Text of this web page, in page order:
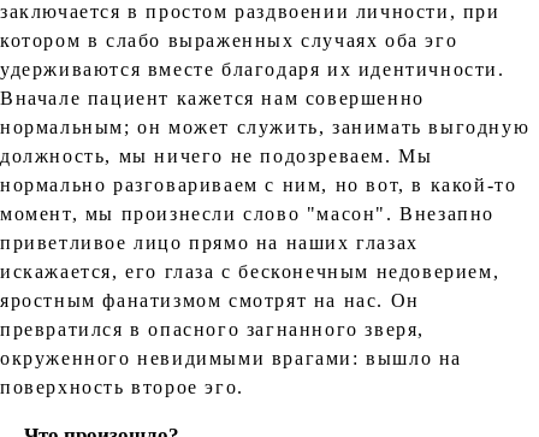
заключается в простом раздвоении личности, при
котором в слабо выраженных случаях оба эго
удерживаются вместе благодаря их идентичности.
Вначале пациент кажется нам совершенно
нормальным; он может служить, занимать выгодную
должность, мы ничего не подозреваем. Мы
нормально разговариваем с ним, но вот, в какой-то
момент, мы произнесли слово "масон". Внезапно
приветливое лицо прямо на наших глазах
искажается, его глаза с бесконечным недоверием,
яростным фанатизмом смотрят на нас. Он
превратился в опасного загнанного зверя,
окруженного невидимыми врагами: вышло на
поверхность второе эго.